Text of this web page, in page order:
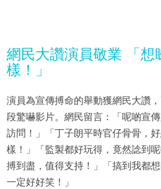
網民大讚演員敬業 「想
樣！」
演員為宣傳搏命的舉動獲網民大讚
段驚嚇影片。網民留言：「呢啲宣
訪問！」「丁子朗平時官仔骨骨，
樣！」「監製都好玩得，竟然諗到
搏到盡，值得支持！」「搞到我都
一定好好笑！」